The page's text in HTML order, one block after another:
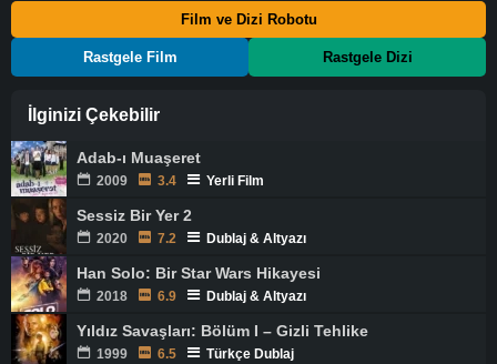
Film ve Dizi Robotu
Rastgele Film Rastgele Dizi
İlginizi Çekebilir
Adab-ı Muaşeret
2009 3.4 Yerli Film
Sessiz Bir Yer 2
2020 7.2 Dublaj & Altyazı
Han Solo: Bir Star Wars Hikayesi
2018 6.9 Dublaj & Altyazı
Yıldız Savaşları: Bölüm I – Gizli Tehlike
1999 6.5 Türkçe Dublaj